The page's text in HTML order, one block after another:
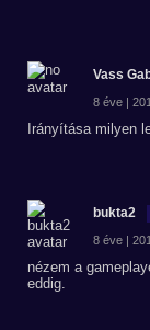
Vass
8 éve |
Irányítása milyen
bukta2
8 éve |
nézem a
eddig.